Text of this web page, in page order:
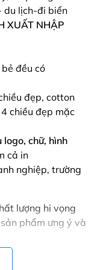
du lịch-đi biển
XUẤT NHẬP
đều có
đẹp, cotton
chiều đẹp mặc
chữ, hình
cả in
nghiệp, trường
lượng hi vọng
phẩm ưng ý và
gửi bảng màu,